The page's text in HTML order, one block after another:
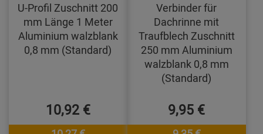
U-Profil Zuschnitt 200
mm Länge 1 Meter
Aluminium walzblank
0,8 mm (Standard)
10,92 €
Verbinder für
Dachrinne mit
Traufblech Zuschnitt
250 mm Aluminium
walzblank 0,8 mm
(Standard)
9,95 €